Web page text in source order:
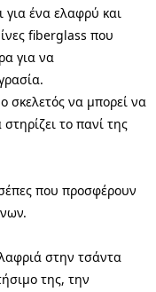
ένα ελαφρύ και
fiberglass που
για να
σκελετός να μπορεί να
το πανί της
που προσφέρουν
στην τσάντα
της, την